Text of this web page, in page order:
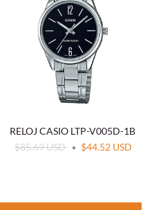
RELOJ CASIO LTP-V005D-1B
$85.69 USD
$44.52 USD